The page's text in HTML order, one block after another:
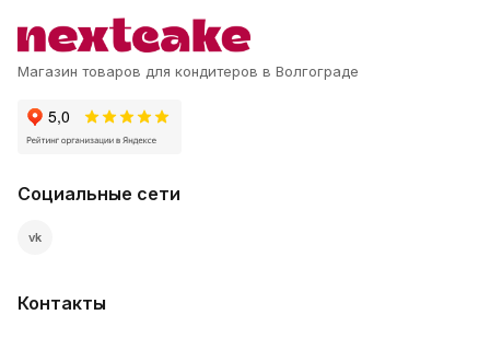
Магазин товаров для кондитеров в Волгограде
Социальные сети
vk
Контакты